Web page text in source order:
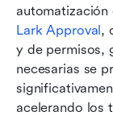
Lark Approval,
y de permisos,
necesarias se
acelerando los